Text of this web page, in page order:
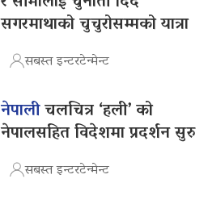
सगरमाथाको चुचुरोसम्मको यात्रा
सबस्त इन्टरटेन्मेन्ट
नेपालीचलचित्र ‘हली’ को
नेपालसहित विदेशमा प्रदर्शन सुरु
सबस्त इन्टरटेन्मेन्ट